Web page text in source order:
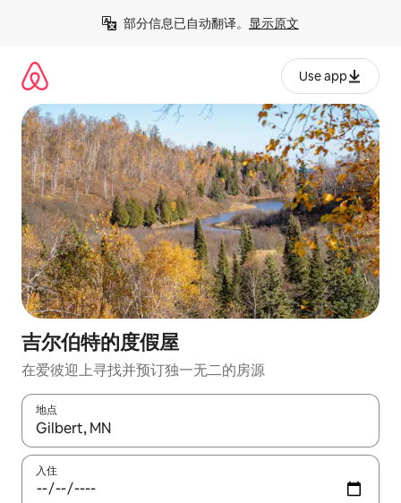
部分信息已自动翻译。 显示原文
Use app
吉尔伯特的度假屋
在爱彼迎上寻找并预订独一无二的房源
地点
如有搜索结果，请使用上下方向键查看，或通过点击或滑动手势
入住